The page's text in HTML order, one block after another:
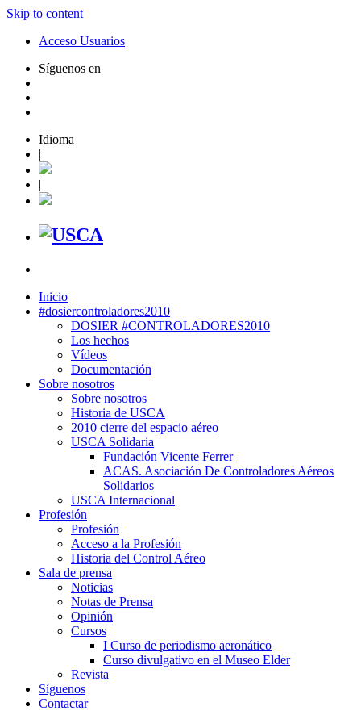
Skip to content
Acceso Usuarios
Síguenos en
Idioma
|
|
Inicio
#dosiercontroladores2010
DOSIER #CONTROLADORES2010
Los hechos
Vídeos
Documentación
Sobre nosotros
Sobre nosotros
Historia de USCA
2010 cierre del espacio aéreo
USCA Solidaria
Fundación Vicente Ferrer
ACAS. Asociación De Controladores Aéreos
Solidarios
USCA Internacional
Profesión
Profesión
Acceso a la Profesión
Historia del Control Aéreo
Sala de prensa
Noticias
Notas de Prensa
Opinión
Cursos
I Curso de periodismo aeronático
Curso divulgativo en el Museo Elder
Revista
Síguenos
Contactar